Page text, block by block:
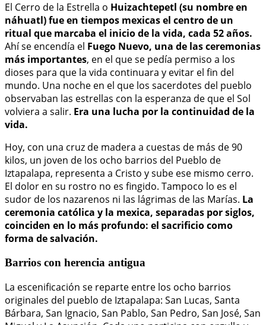
El Cerro de la Estrella o Huizachtepetl (su nombre en
náhuatl) fue en tiempos mexicas el centro de un
ritual que marcaba el inicio de la vida, cada 52 años.
Ahí se encendía el Fuego Nuevo, una de las ceremonias
más importantes, en el que se pedía permiso a los
dioses para que la vida continuara y evitar el fin del
mundo. Una noche en el que los sacerdotes del pueblo
observaban las estrellas con la esperanza de que el Sol
volviera a salir. Era una lucha por la continuidad de la
vida.
Hoy, con una cruz de madera a cuestas de más de 90
kilos, un joven de los ocho barrios del Pueblo de
Iztapalapa, representa a Cristo y sube ese mismo cerro.
El dolor en su rostro no es fingido. Tampoco lo es el
sudor de los nazarenos ni las lágrimas de las Marías. La
ceremonia católica y la mexica, separadas por siglos,
coinciden en lo más profundo: el sacrificio como
forma de salvación.
Barrios con herencia antigua
La escenificación se reparte entre los ocho barrios
originales del pueblo de Iztapalapa: San Lucas, Santa
Bárbara, San Ignacio, San Pablo, San Pedro, San José, San